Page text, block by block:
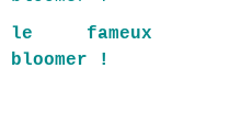
le fameux
bloomer !